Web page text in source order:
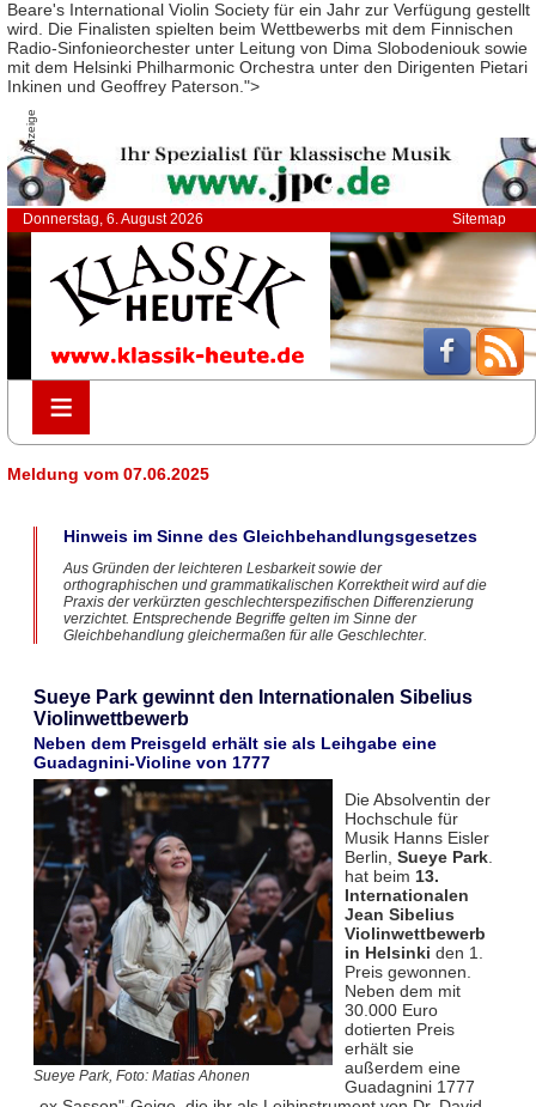
Beare's International Violin Society für ein Jahr zur Verfügung gestellt
wird. Die Finalisten spielten beim Wettbewerbs mit dem Finnischen
Radio-Sinfonieorchester unter Leitung von Dima Slobodeniouk sowie
mit dem Helsinki Philharmonic Orchestra unter den Dirigenten Pietari
Inkinen und Geoffrey Paterson.">
Anzeige
Donnerstag, 6. August 2026 Sitemap
≡
≡
Meldung vom 07.06.2025
Hinweis im Sinne des Gleichbehandlungsgesetzes
Aus Gründen der leichteren Lesbarkeit sowie der
orthographischen und grammatikalischen Korrektheit wird auf die
Praxis der verkürzten geschlechterspezifischen Differenzierung
verzichtet. Entsprechende Begriffe gelten im Sinne der
Gleichbehandlung gleichermaßen für alle Geschlechter.
Sueye Park gewinnt den Internationalen Sibelius
Violinwettbewerb
Neben dem Preisgeld erhält sie als Leihgabe eine
Guadagnini-Violine von 1777
Sueye Park, Foto: Matias Ahonen
Die Absolventin der
Hochschule für
Musik Hanns Eisler
Berlin, Sueye Park.
hat beim 13.
Internationalen
Jean Sibelius
Violinwettbewerb
in Helsinki den 1.
Preis gewonnen.
Neben dem mit
30.000 Euro
dotierten Preis
erhält sie
außerdem eine
Guadagnini 1777